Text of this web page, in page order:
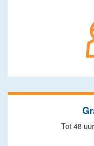
Tot 48